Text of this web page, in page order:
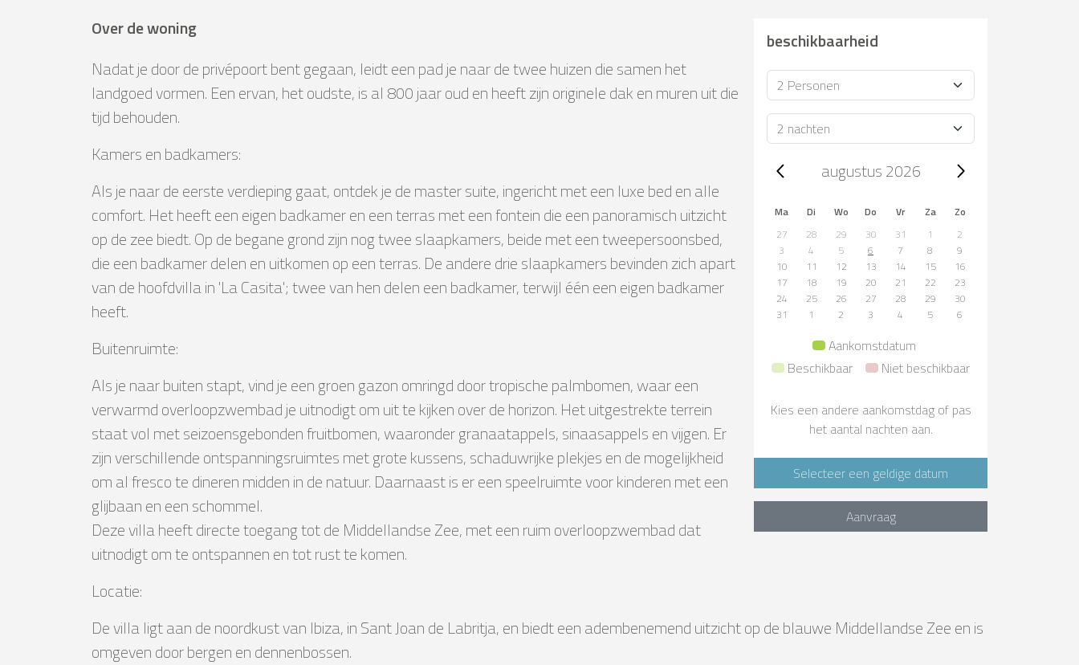
beschikbaarheid
Bezetting
Verblijfsduur
Trip dates, augustus 2026
augustus 2026
Ma Di Wo Do Vr Za
Zo
27
28 29 30 31 1
2
3
4 5 6 7 8
9
10
11 12 13 14 15
16
17
18 19 20 21 22
23
24
25 26 27 28 29
30
31
1 2 3 4 5 6
Aankomstdatum
Beschikbaar
Niet beschikbaar
Kies een andere aankomstdag of pas
het aantal nachten aan.
Selecteer een geldige datum
Aanvraag
Over de woning
Nadat je door de privépoort bent gegaan, leidt een pad je naar de twee huizen die samen het
landgoed vormen. Een ervan, het oudste, is al 800 jaar oud en heeft zijn originele dak en muren uit die
tijd behouden.
Kamers en badkamers:
Als je naar de eerste verdieping gaat, ontdek je de master suite, ingericht met een luxe bed en alle
comfort. Het heeft een eigen badkamer en een terras met een fontein die een panoramisch uitzicht
op de zee biedt. Op de begane grond zijn nog twee slaapkamers, beide met een tweepersoonsbed,
die een badkamer delen en uitkomen op een terras. De andere drie slaapkamers bevinden zich apart
van de hoofdvilla in 'La Casita'; twee van hen delen een badkamer, terwijl één een eigen badkamer
heeft.
Buitenruimte:
Als je naar buiten stapt, vind je een groen gazon omringd door tropische palmbomen, waar een
verwarmd overloopzwembad je uitnodigt om uit te kijken over de horizon. Het uitgestrekte terrein
staat vol met seizoensgebonden fruitbomen, waaronder granaatappels, sinaasappels en vijgen. Er
zijn verschillende ontspanningsruimtes met grote kussens, schaduwrijke plekjes en de mogelijkheid
om al fresco te dineren midden in de natuur. Daarnaast is er een speelruimte voor kinderen met een
glijbaan en een schommel.
Deze villa heeft directe toegang tot de Middellandse Zee, met een ruim overloopzwembad dat
uitnodigt om te ontspannen en tot rust te komen.
Locatie:
De villa ligt aan de noordkust van Ibiza, in Sant Joan de Labritja, en biedt een adembenemend uitzicht op de blauwe Middellandse Zee en is
omgeven door bergen en dennenbossen.